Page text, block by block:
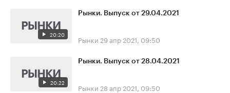
20:20
Рынки. Выпуск от 29.04.2021
Рынки 29 апр 2021, 09:50
20:22
Рынки. Выпуск от 28.04.2021
Рынки 28 апр 2021, 09:50